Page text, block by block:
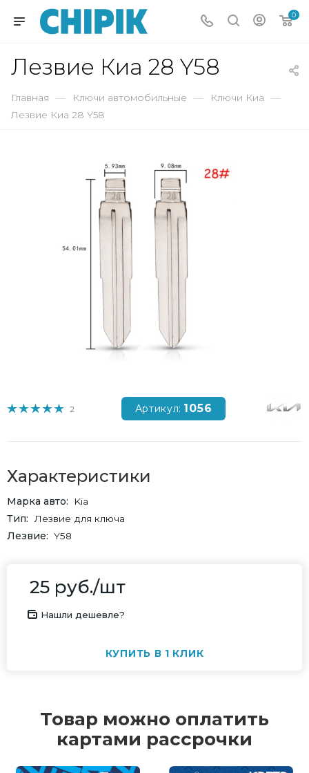
0
Лезвие Киа 28 Y58
Главная — Ключи автомобильные — Ключи Киа —
Лезвие Киа 28 Y58
2 Артикул: 1056
Характеристики
Марка авто
Kia
Тип
Лезвие для ключа
Лезвие
Y58
25 руб./шт
Нашли дешевле?
КУПИТЬ В 1 КЛИК
Товар можно оплатить
картами рассрочки